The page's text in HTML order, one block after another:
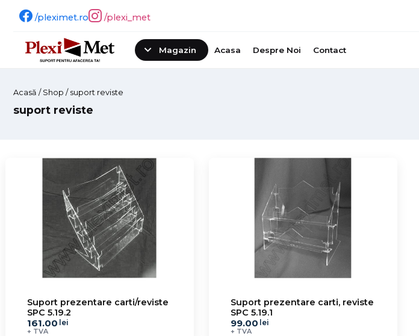
/pleximet.ro /plexi_met
Magazin Acasa Despre Noi Contact
Acasă / Shop / suport reviste
suport reviste
conținut
Suport prezentare carti/reviste
SPC 5.19.2
161.00 lei
+ TVA
Suport prezentare carti, reviste
SPC 5.19.1
99.00 lei
+ TVA